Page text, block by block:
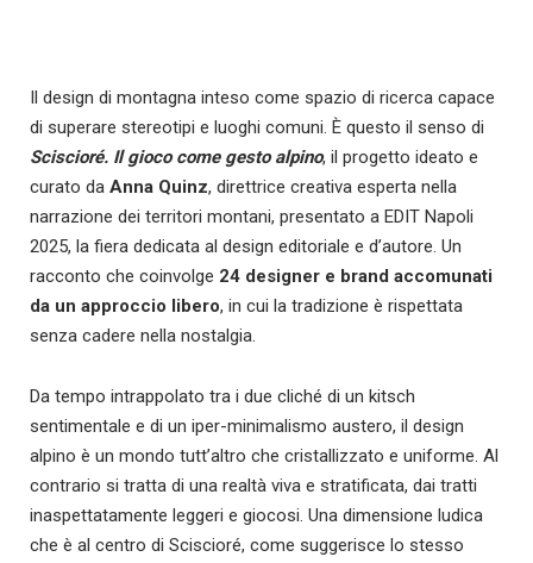
Il design di montagna inteso come spazio di ricerca capace
di superare stereotipi e luoghi comuni. È questo il senso di
Sciscioré. Il gioco come gesto alpino, il progetto ideato e
curato da Anna Quinz, direttrice creativa esperta nella
narrazione dei territori montani, presentato a EDIT Napoli
2025, la fiera dedicata al design editoriale e d’autore. Un
racconto che coinvolge 24 designer e brand accomunati
da un approccio libero, in cui la tradizione è rispettata
senza cadere nella nostalgia.
Da tempo intrappolato tra i due cliché di un kitsch
sentimentale e di un iper-minimalismo austero, il design
alpino è un mondo tutt’altro che cristallizzato e uniforme. Al
contrario si tratta di una realtà viva e stratificata, dai tratti
inaspettatamente leggeri e giocosi. Una dimensione ludica
che è al centro di Sciscioré, come suggerisce lo stesso